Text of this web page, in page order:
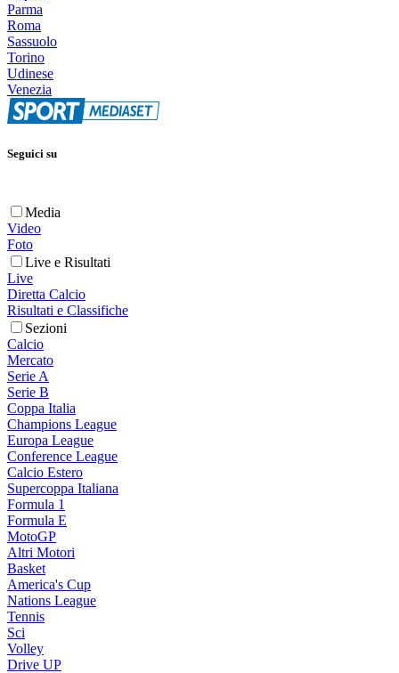
Parma
Roma
Sassuolo
Torino
Udinese
Venezia
Seguici su
Media
Video
Foto
Live e Risultati
Live
Diretta Calcio
Risultati e Classifiche
Sezioni
Calcio
Mercato
Serie A
Serie B
Coppa Italia
Champions League
Europa League
Conference League
Calcio Estero
Supercoppa Italiana
Formula 1
Formula E
MotoGP
Altri Motori
Basket
America's Cup
Nations League
Tennis
Sci
Volley
Drive UP